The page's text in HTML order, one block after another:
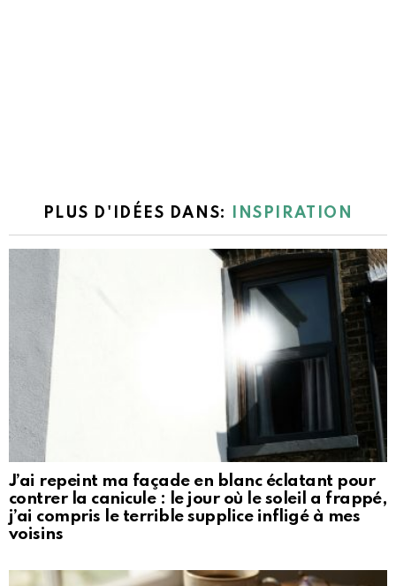
PLUS D'IDÉES DANS: INSPIRATION
J’ai repeint ma façade en blanc éclatant pour
contrer la canicule : le jour où le soleil a frappé,
j’ai compris le terrible supplice infligé à mes
voisins